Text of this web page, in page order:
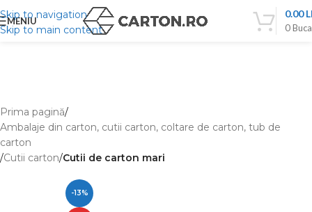
Skip to navigation
Skip to main content
MENIU
0
0.00
Prima pagină
Ambalaje din carton, cutii carton, coltare de carton, tub de
carton
Cutii carton Cutii de carton mari
-13%